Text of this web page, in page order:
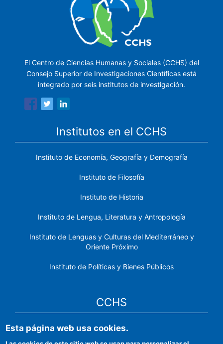
El Centro de Ciencias Humanas y Sociales (CCHS) del
Consejo Superior de Investigaciones Científicas está
integrado por seis institutos de investigación.
Institutos en el CCHS
Instituto de Economía, Geografía y Demografía
Instituto de Filosofía
Instituto de Historia
Instituto de Lengua, Literatura y Antropología
Instituto de Lenguas y Culturas del Mediterráneo y
Oriente Próximo
Instituto de Políticas y Bienes Públicos
CCHS
Sede electrónica CSIC
Esta página web usa cookies.